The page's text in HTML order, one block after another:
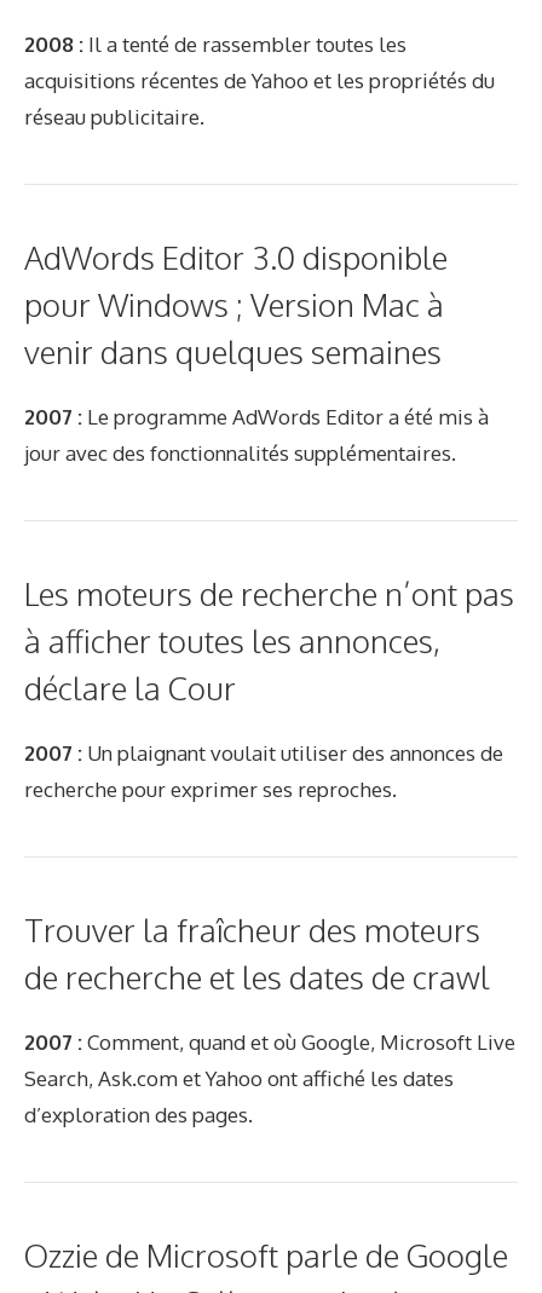
2008 : Il a tenté de rassembler toutes les
acquisitions récentes de Yahoo et les propriétés du
réseau publicitaire.
AdWords Editor 3.0 disponible
pour Windows ; Version Mac à
venir dans quelques semaines
2007 : Le programme AdWords Editor a été mis à
jour avec des fonctionnalités supplémentaires.
Les moteurs de recherche n’ont pas
à afficher toutes les annonces,
déclare la Cour
2007 : Un plaignant voulait utiliser des annonces de
recherche pour exprimer ses reproches.
Trouver la fraîcheur des moteurs
de recherche et les dates de crawl
2007 :Comment, quand et où Google, Microsoft Live
Search, Ask.com et Yahoo ont affiché les dates
d’exploration des pages.
Ozzie de Microsoft parle de Google